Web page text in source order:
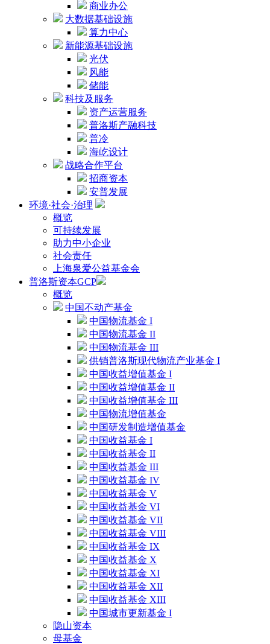
商业办公
大数据基础设施
算力中心
新能源基础设施
光伏
风能
储能
科技及服务
资产运营服务
普洛斯产融科技
普冷
海屹设计
战略合作平台
招商资本
安普发展
环境·社会·治理
概览
可持续发展
助力中小企业
社会责任
上海泉爱公益基金会
普洛斯资本GCP
概览
中国不动产基金
中国物流基金 I
中国物流基金 II
中国物流基金 III
供销普洛斯现代物流产业基金 I
中国收益增值基金 I
中国收益增值基金 II
中国收益增值基金 III
中国物流增值基金
中国研发制造增值基金
中国收益基金 I
中国收益基金 II
中国收益基金 III
中国收益基金 IV
中国收益基金 V
中国收益基金 VI
中国收益基金 VII
中国收益基金 VIII
中国收益基金 IX
中国收益基金 X
中国收益基金 XI
中国收益基金 XII
中国收益基金 XIII
中国城市更新基金 I
隐山资本
母基金